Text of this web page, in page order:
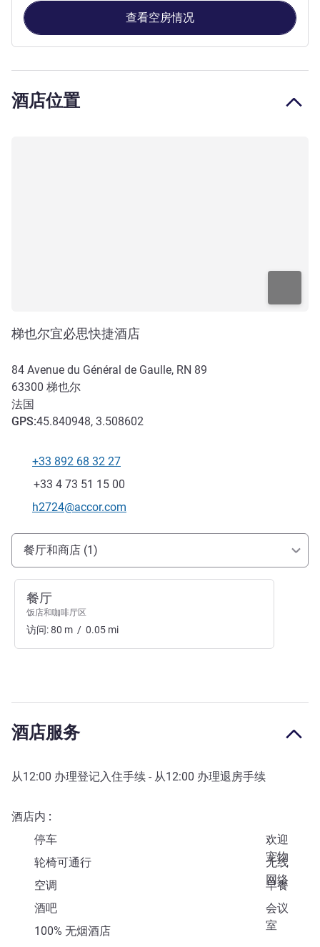
查看空房情况
酒店位置
梯也尔宜必思快捷酒店
84 Avenue du Général de Gaulle, RN 89
63300 梯也尔
法国
GPS:45.840948, 3.508602
电话
+33 892 68 32 27
传真
+33 4 73 51 15 00
联系电子邮件
h2724@accor.com
抵达和交通
餐厅和商店 (1)
餐厅
饭店和咖啡厅区
访问:80 m / 0.05 mi
酒店服务
从12:00 办理登记入住手续 - 从12:00 办理退房手续
酒店内
停车
欢迎
宠物
轮椅可通行
无线
网络
空调
早餐
酒吧
会议
室
100% 无烟酒店